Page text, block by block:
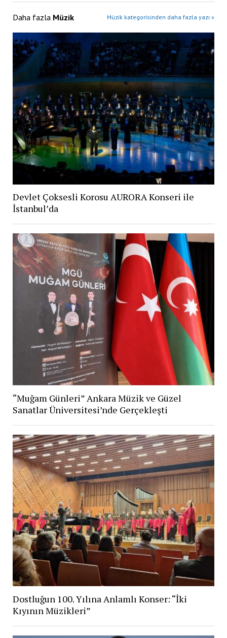
Daha fazla Müzik Müzik kategorisinden daha fazla yazı »
Devlet Çoksesli Korosu AURORA Konseri ile
İstanbul’da
“Muğam Günleri” Ankara Müzik ve Güzel
Sanatlar Üniversitesi’nde Gerçekleşti
Dostluğun 100. Yılına Anlamlı Konser: “İki
Kıyının Müzikleri”